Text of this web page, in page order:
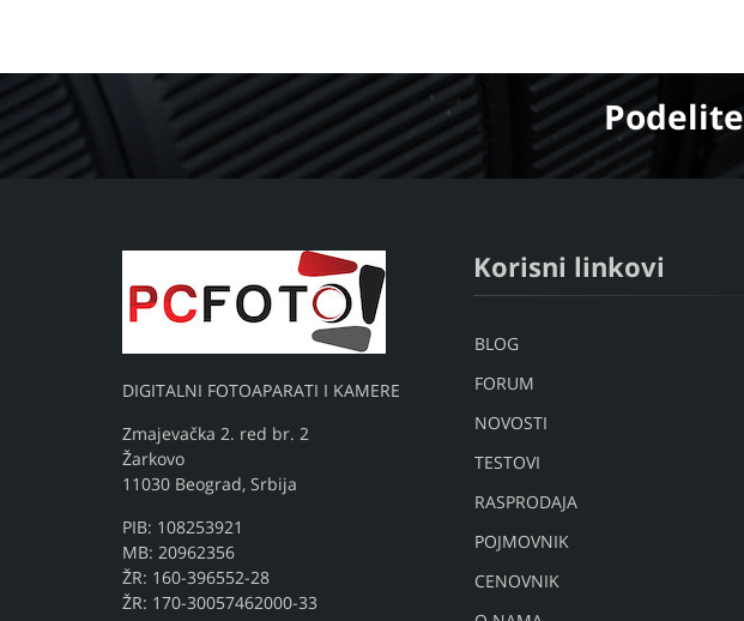
Podelite
DIGITALNI FOTOAPARATI I KAMERE
Zmajevačka 2. red br. 2
Žarkovo
11030 Beograd, Srbija
PIB: 108253921
MB: 20962356
ŽR: 160-396552-28
ŽR: 170-30057462000-33
Korisni linkovi
BLOG
FORUM
NOVOSTI
TESTOVI
RASPRODAJA
POJMOVNIK
CENOVNIK